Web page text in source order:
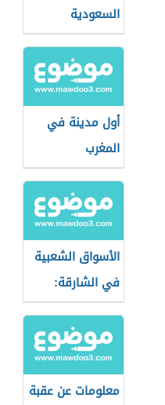
السعودية
أول مدينة في
المغرب
الأسواق الشعبية
في الشارقة:
جولة بين عبق
الماضي وروح
التراث
معلومات عن عقبة